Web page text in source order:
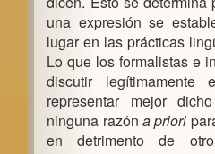
una expresión se
lugar en las prácticas
Lo que los formalistas e
discutir
representar mejor
ninguna razóna priori
en detrimento de